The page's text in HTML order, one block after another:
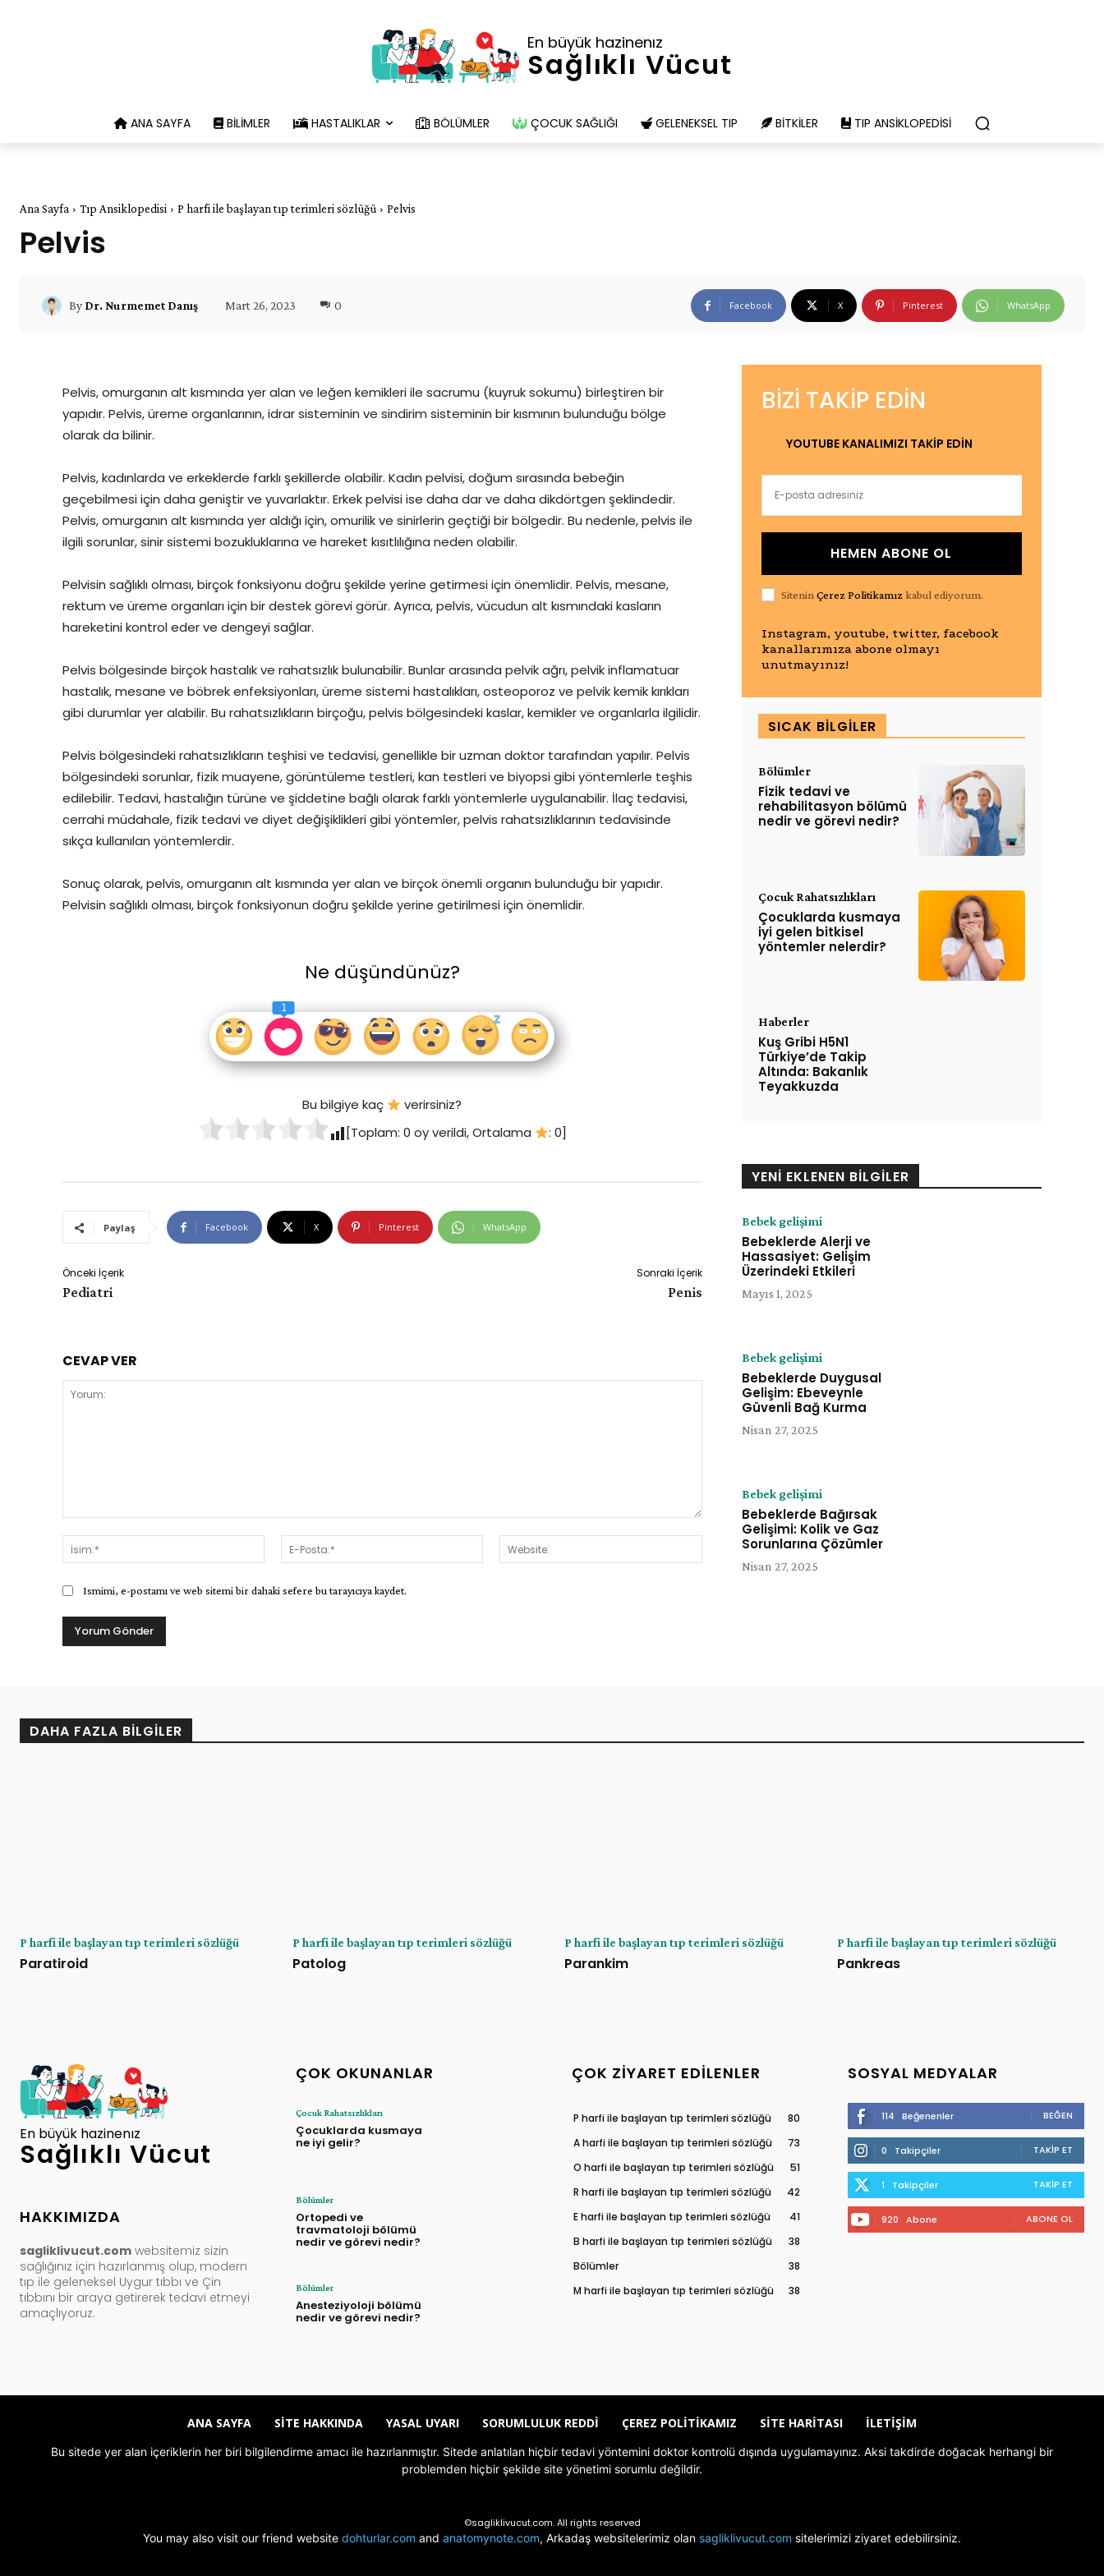
En büyük hazinenız
Sağlıklı Vücut
ANA SAYFA BILIMLER HASTALIKLAR BÖLÜMLER ÇOCUK SAĞLIĞI GELENEKSEL TIP BITKILER TIP ANSIKLOPEDISI
Ana Sayfa Tıp Ansiklopedisi P harfi ile başlayan tıp terimleri sözlüğü Pelvis
Pelvis
By Dr. Nurmemet Danış Mart 26, 2023 0 Facebook X Pinterest WhatsApp
Pelvis, omurganın alt kısmında yer alan ve leğen kemikleri ile sacrumu (kuyruk sokumu) birleştiren bir
yapıdır. Pelvis, üreme organlarının, idrar sisteminin ve sindirim sisteminin bir kısmının bulunduğu bölge
olarak da bilinir.
Pelvis, kadınlarda ve erkeklerde farklı şekillerde olabilir. Kadın pelvisi, doğum sırasında bebeğin
geçebilmesi için daha geniştir ve yuvarlaktır. Erkek pelvisi ise daha dar ve daha dikdörtgen şeklindedir.
Pelvis, omurganın alt kısmında yer aldığı için, omurilik ve sinirlerin geçtiği bir bölgedir. Bu nedenle, pelvis ile
ilgili sorunlar, sinir sistemi bozukluklarına ve hareket kısıtlılığına neden olabilir.
Pelvisin sağlıklı olması, birçok fonksiyonu doğru şekilde yerine getirmesi için önemlidir. Pelvis, mesane,
rektum ve üreme organları için bir destek görevi görür. Ayrıca, pelvis, vücudun alt kısmındaki kasların
hareketini kontrol eder ve dengeyi sağlar.
Pelvis bölgesinde birçok hastalık ve rahatsızlık bulunabilir. Bunlar arasında pelvik ağrı, pelvik inflamatuar
hastalık, mesane ve böbrek enfeksiyonları, üreme sistemi hastalıkları, osteoporoz ve pelvik kemik kırıkları
gibi durumlar yer alabilir. Bu rahatsızlıkların birçoğu, pelvis bölgesindeki kaslar, kemikler ve organlarla ilgilidir.
Pelvis bölgesindeki rahatsızlıkların teşhisi ve tedavisi, genellikle bir uzman doktor tarafından yapılır. Pelvis
bölgesindeki sorunlar, fizik muayene, görüntüleme testleri, kan testleri ve biyopsi gibi yöntemlerle teşhis
edilebilir. Tedavi, hastalığın türüne ve şiddetine bağlı olarak farklı yöntemlerle uygulanabilir. İlaç tedavisi,
cerrahi müdahale, fizik tedavi ve diyet değişiklikleri gibi yöntemler, pelvis rahatsızlıklarının tedavisinde
sıkça kullanılan yöntemlerdir.
Sonuç olarak, pelvis, omurganın alt kısmında yer alan ve birçok önemli organın bulunduğu bir yapıdır.
Pelvisin sağlıklı olması, birçok fonksiyonun doğru şekilde yerine getirilmesi için önemlidir.
Ne düşündünüz?
1
Bu bilgiye kaç
verirsiniz?
[Toplam: 0 oy verildi, Ortalama : 0]
Paylaş Facebook X Pinterest WhatsApp
Önceki İçerik
Pediatri
Sonraki İçerik
Penis
CEVAP VER
İsim:*
Posta:*
Website:
Ismimi, e-postamı ve web sitemi bir dahaki sefere bu tarayıcıya kaydet.
BIZI TAKIP EDIN
YOUTUBE KANALIMIZI TAKİP EDİN
HEMEN ABONE OL
Sitenin Çerez Politikamızkabul ediyorum.
Instagram, youtube, twitter, facebook
kanallarımıza abone olmayı
unutmayınız!
SICAK BILGILER
Bölümler
Fizik tedavi ve
rehabilitasyon bölümü
nedir ve görevi nedir?
Çocuk Rahatsızlıkları
Çocuklarda kusmaya
iyi gelen bitkisel
yöntemler nelerdir?
Haberler
Kuş Gribi H5N1
Türkiye’de Takip
Altında: Bakanlık
Teyakkuzda
YENI EKLENEN BILGILER
Bebek gelişimi
Bebeklerde Alerji ve
Hassasiyet: Gelişim
Üzerindeki Etkileri
Mayıs 1, 2025
Bebek gelişimi
Bebeklerde Duygusal
Gelişim: Ebeveynle
Güvenli Bağ Kurma
Nisan 27, 2025
Bebek gelişimi
Bebeklerde Bağırsak
Gelişimi: Kolik ve Gaz
Sorunlarına Çözümler
Nisan 27, 2025
DAHA FAZLA BILGILER
P harfi ile başlayan tıp terimleri sözlüğü
Paratiroid
P harfi ile başlayan tıp terimleri sözlüğü
Patolog
P harfi ile başlayan tıp terimleri sözlüğü
Parankim
P harfi ile başlayan tıp terimleri sözlüğü
Pankreas
En büyük hazinenız
Sağlıklı Vücut
HAKKIMIZDA
sagliklivucut.com websitemiz sizin
sağlığınız için hazırlanmış olup, modern
tıp ile geleneksel Uygur tıbbı ve Çin
tıbbını bir araya getirerek tedavi etmeyi
amaçlıyoruz.
ÇOK OKUNANLAR
Çocuk Rahatsızlıkları
Çocuklarda kusmaya
ne iyi gelir?
Bölümler
Ortopedi ve
travmatoloji bölümü
nedir ve görevi nedir?
Bölümler
Anesteziyoloji bölümü
nedir ve görevi nedir?
ÇOK ZIYARET EDILENLER
P harfi ile başlayan tıp terimleri sözlüğü
80
A harfi ile başlayan tıp terimleri sözlüğü
73
O harfi ile başlayan tıp terimleri sözlüğü
51
R harfi ile başlayan tıp terimleri sözlüğü
42
E harfi ile başlayan tıp terimleri sözlüğü
41
B harfi ile başlayan tıp terimleri sözlüğü
38
Bölümler
38
M harfi ile başlayan tıp terimleri sözlüğü
38
SOSYAL MEDYALAR
114 Beğenenler BEĞEN
0 Takipçiler TAKIP ET
1 Takipçiler TAKIP ET
920 Abone ABONE OL
ANA SAYFA SITE HAKKINDA YASAL UYARI SORUMLULUK REDDI ÇEREZ POLITIKAMIZ SITE HARITASI İLETIŞIM
Bu sitede yer alan içeriklerin her biri bilgilendirme amacı ile hazırlanmıştır. Sitede anlatılan hiçbir tedavi yöntemini doktor kontrolü dışında uygulamayınız. Aksi takdirde doğacak herhangi bir
problemden hiçbir şekilde site yönetimi sorumlu değildir.
©sagliklivucut.com. All rights reserved
You may also visit our friend website dohturlar.com and anatomynote.com, Arkadaş websitelerimiz olan sagliklivucut.com sitelerimizi ziyaret edebilirsiniz.